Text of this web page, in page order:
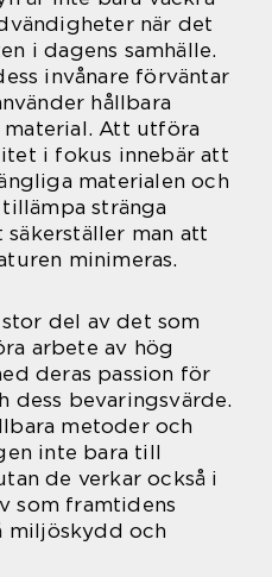
när det
i dagens samhälle.
invånare förväntar
hållbara
Att utföra
i fokus innebär att
materialen och
stränga
man att
minimeras.
del av det som
arbete av hög
deras passion för
dess bevaringsvärde.
metoder och
inte bara till
de verkar också i
som framtidens
miljöskydd och